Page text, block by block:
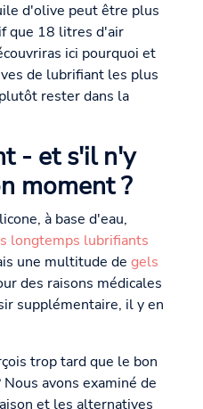
d'olive peut être plus
que 18 litres d'air
ici pourquoi et
de lubrifiant les plus
rester dans la
- et s'il n'y
moment ?
à base d'eau,
longtemps lubrifiants
une multitude de gels
des raisons médicales
supplémentaire, il y en
trop tard que le bon
avons examiné de
et les alternatives